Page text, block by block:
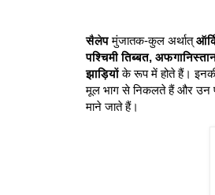
सैलेपमुंजातक-कुल अर्थात्
पश्चिमी तिब्बत,
झाड़ियोंके रूप में होते हैं। इनकी
मूल भाग से निकलते हैं और उन
माने जाते हैं।